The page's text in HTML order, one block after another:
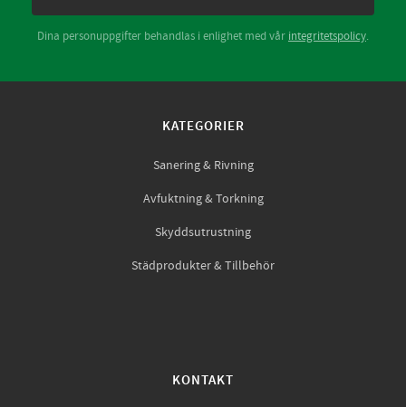
Dina personuppgifter behandlas i enlighet med vår integritetspolicy.
KATEGORIER
Sanering & Rivning
Avfuktning & Torkning
Skyddsutrustning
Städprodukter & Tillbehör
KONTAKT